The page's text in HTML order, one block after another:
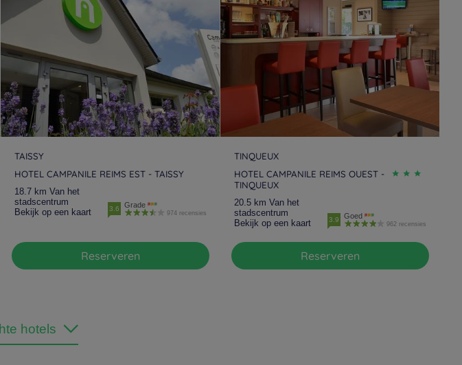
TAISSY
HOTEL CAMPANILE REIMS EST - TAISSY
18.7 km Van het
stadscentrum
Bekijk op een kaart
3.6 Grade
974 recensies
Reserveren
TINQUEUX
HOTEL CAMPANILE REIMS OUEST -
TINQUEUX
20.5 km Van het
stadscentrum
Bekijk op een kaart
3.9 Goed
962 recensies
Reserveren
hotels